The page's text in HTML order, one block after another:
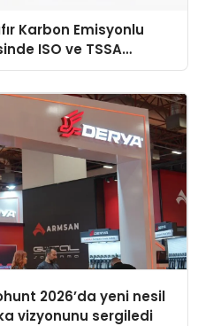
Karbon Emisyonlu
ISO ve TSSA
2026’da yeni nesil
vizyonunu sergiledi